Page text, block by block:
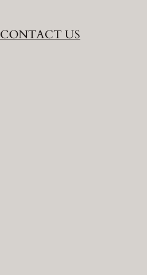
CONTACT US